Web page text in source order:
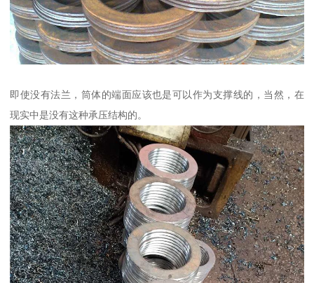
即使没有法兰，筒体的端面应该也是可以作为支撑线的，当然，在
现实中是没有这种承压结构的。